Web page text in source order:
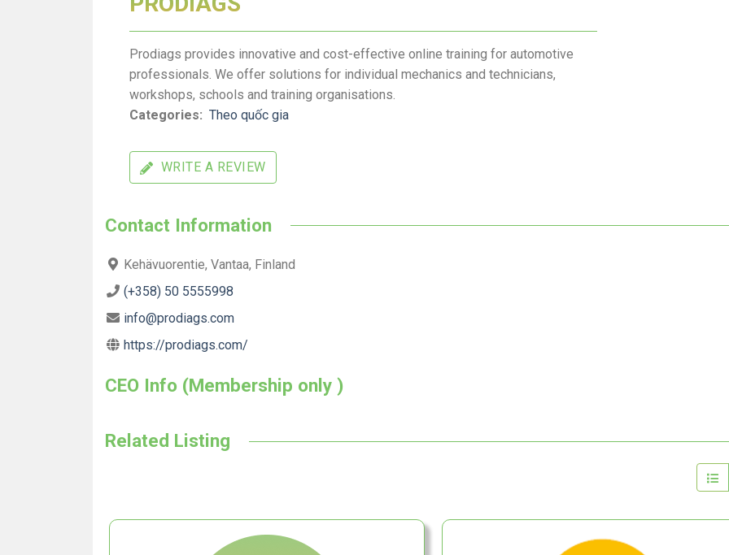
Prodiags provides innovative and cost-effective online training for automotive
professionals. We offer solutions for individual mechanics and technicians,
workshops, schools and training organisations.
Categories: Theo quốc gia
WRITE A REVIEW
Contact Information
Kehävuorentie, Vantaa, Finland
(+358) 50 5555998
info@prodiags.com
https://prodiags.com/
CEO Info (Membership only )
Related Listing